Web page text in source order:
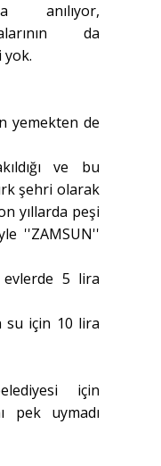
anılıyor,
da
yemekten de
ve bu
şehri olarak
yıllarda peşi
''ZAMSUN''
5 lira
için 10 lira
için
pek uymadı